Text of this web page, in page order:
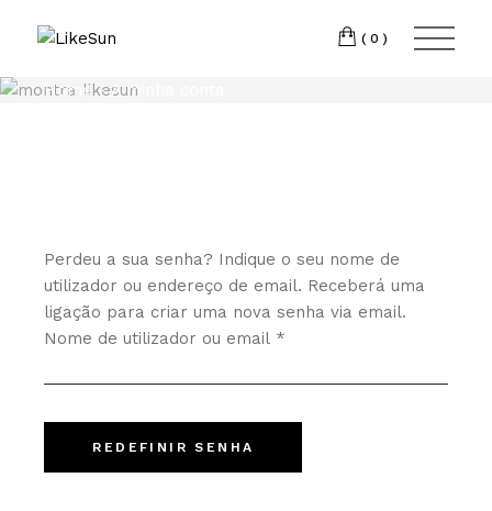
(0)
Home A minha conta
Perdeu a sua senha? Indique o seu nome de
utilizador ou endereço de email. Receberá uma
ligação para criar uma nova senha via email.
Nome de utilizador ou email *
REDEFINIR SENHA
Vedras
T:+351 969 013
LINKEDIN